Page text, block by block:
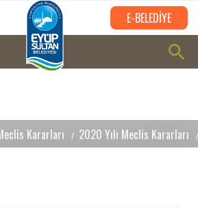
E-BELEDİYE
Kararları 2020 Yılı Meclis Kararları